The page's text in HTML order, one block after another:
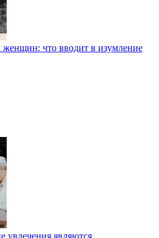
женщин: что вводит в изумление
увлечения являются